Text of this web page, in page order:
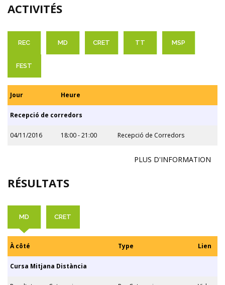
ACTIVITÉS
REC MD CRET TT MSP
FEST
Jour Heure
Recepció de corredors
04/11/2016 18:00 - 21:00 Recepció de Corredors
PLUS D'INFORMATION
RÉSULTATS
MD CRET
À côté Type Lien
Cursa Mitjana Distància